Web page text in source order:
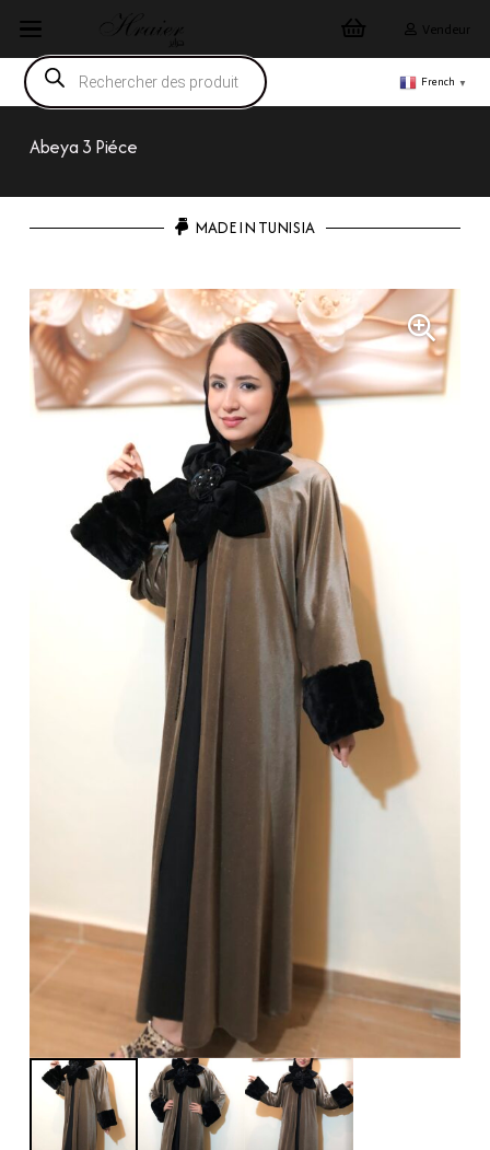
Vendeur
Recherche
de
produits
French ▼
Abeya 3 Piéce
MADE IN TUNISIA